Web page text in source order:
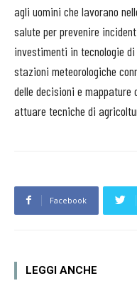
agli uomini che lavorano
salute per prevenire
investimenti in tecnologie
stazioni meteorologiche
delle decisioni e
attuare tecniche di
Facebook
LEGGI ANCHE